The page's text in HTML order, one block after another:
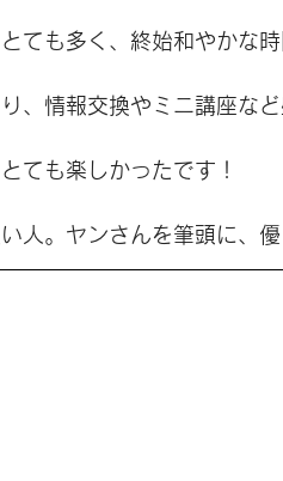
ても多く、終始和やかな時
、情報交換やミニ講座など
ても楽しかったです！
人。ヤンさんを筆頭に、